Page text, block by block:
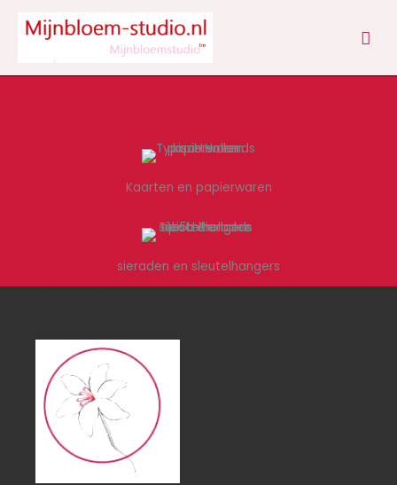
naar
inhoud
Kaarten en papierwaren
sieraden en sleutelhangers